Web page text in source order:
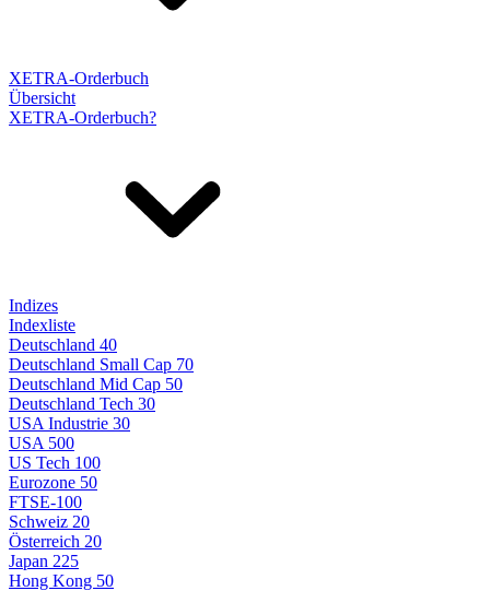
XETRA-Orderbuch
Übersicht
XETRA-Orderbuch?
Indizes
Indexliste
Deutschland 40
Deutschland Small Cap 70
Deutschland Mid Cap 50
Deutschland Tech 30
USA Industrie 30
USA 500
US Tech 100
Eurozone 50
FTSE-100
Schweiz 20
Österreich 20
Japan 225
Hong Kong 50